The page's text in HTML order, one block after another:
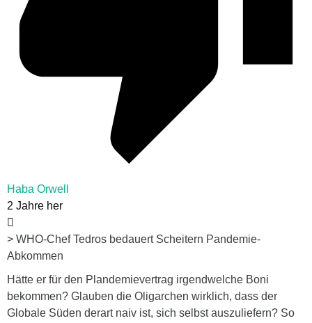
Haba Orwell
2 Jahre her
> WHO-Chef Tedros bedauert Scheitern Pandemie-
Abkommen
Hätte er für den Plandemievertrag irgendwelche Boni
bekommen? Glauben die Oligarchen wirklich, dass der
Globale Süden derart naiv ist, sich selbst auszuliefern? So